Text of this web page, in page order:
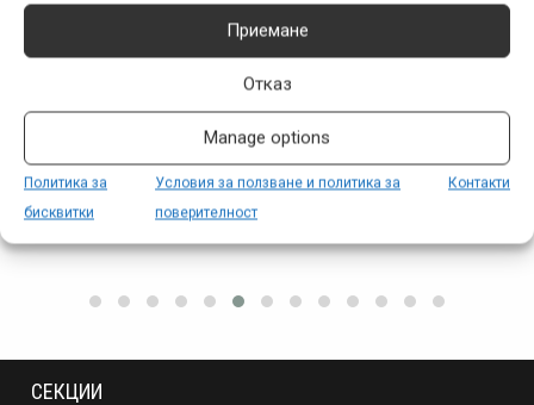
Приемане
Отказ
Manage options
Политика за
бисквитки
Условия за ползване и политика за
поверителност
Контакти
СЕКЦИИ